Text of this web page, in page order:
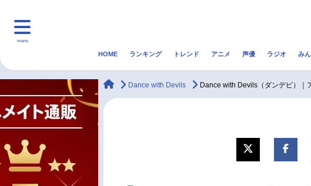
menu
マンガ・ラノベ
HOME ランキング トレンド アニメ 声優 ラジオ み
animateTimes
Dance with Devils Dance with Devils（ダンデビ）｜